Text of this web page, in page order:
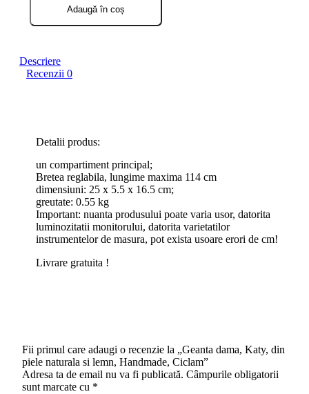
Adaugă în coș
Descriere
Recenzii 0
Detalii produs:
un compartiment principal;
Bretea reglabila, lungime maxima 114 cm
dimensiuni: 25 x 5.5 x 16.5 cm;
greutate: 0.55 kg
Important: nuanta produsului poate varia usor, datorita
luminozitatii monitorului, datorita varietatilor
instrumentelor de masura, pot exista usoare erori de cm!
Livrare gratuita !
Fii primul care adaugi o recenzie la „Geanta dama, Katy, din
piele naturala si lemn, Handmade, Ciclam”
Adresa ta de email nu va fi publicată. Câmpurile obligatorii
sunt marcate cu *